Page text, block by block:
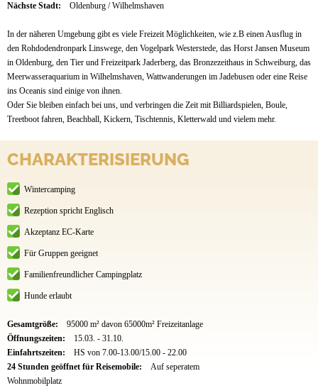
Nächste Stadt:
Oldenburg / Wilhelmshaven
In der näheren Umgebung gibt es viele Freizeit Möglichkeiten, wie z.B einen Ausflug in
den Rohdodendronpark Linswege, den Vogelpark Westerstede, das Horst Jansen Museum
in Oldenburg, den Tier und Freizeitpark Jaderberg, das Bronzezeithaus in Schweiburg, das
Meerwasseraquarium in Wilhelmshaven, Wattwanderungen im Jadebusen oder eine Reise
ins Oceanis sind einige von ihnen.
Oder Sie bleiben einfach bei uns, und verbringen die Zeit mit Billiardspielen, Boule,
Treetboot fahren, Beachball, Kickern, Tischtennis, Kletterwald und vielem mehr.
CHARAKTERISIERUNG
Wintercamping
Rezeption spricht Englisch
Akzeptanz EC-Karte
Für Gruppen geeignet
Familienfreundlicher Campingplatz
Hunde erlaubt
Gesamtgröße:
95000 m² davon 65000m² Freizeitanlage
Öffnungszeiten:
15.03. - 31.10.
Einfahrtszeiten:
HS von 7.00-13.00/15.00 - 22.00
24 Stunden geöffnet für Reisemobile:
Auf seperatem
Wohnmobilplatz